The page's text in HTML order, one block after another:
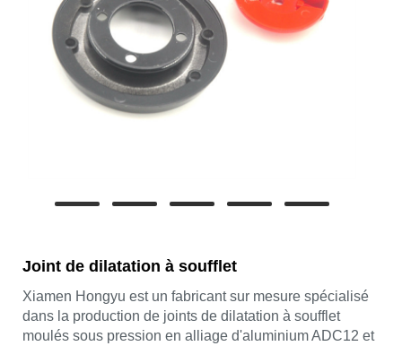
Joint de dilatation à soufflet
Xiamen Hongyu est un fabricant sur mesure spécialisé
dans la production de joints de dilatation à soufflet
moulés sous pression en alliage d'aluminium ADC12 et